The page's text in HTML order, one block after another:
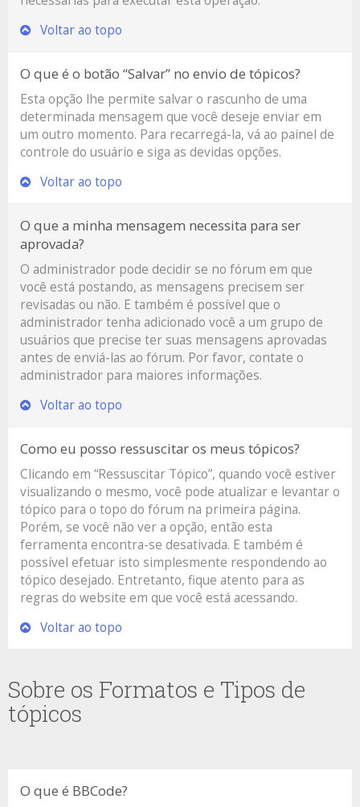
Voltar ao topo
O que é o botão “Salvar” no envio de tópicos?
Esta opção lhe permite salvar o rascunho de uma
determinada mensagem que você deseje enviar em
um outro momento. Para recarregá-la, vá ao painel de
controle do usuário e siga as devidas opções.
Voltar ao topo
O que a minha mensagem necessita para ser
aprovada?
O administrador pode decidir se no fórum em que
você está postando, as mensagens precisem ser
revisadas ou não. E também é possível que o
administrador tenha adicionado você a um grupo de
usuários que precise ter suas mensagens aprovadas
antes de enviá-las ao fórum. Por favor, contate o
administrador para maiores informações.
Voltar ao topo
Como eu posso ressuscitar os meus tópicos?
Clicando em “Ressuscitar Tópico”, quando você estiver
visualizando o mesmo, você pode atualizar e levantar o
tópico para o topo do fórum na primeira página.
Porém, se você não ver a opção, então esta
ferramenta encontra-se desativada. E também é
possível efetuar isto simplesmente respondendo ao
tópico desejado. Entretanto, fique atento para as
regras do website em que você está acessando.
Voltar ao topo
Sobre os Formatos e Tipos de
tópicos
O que é BBCode?